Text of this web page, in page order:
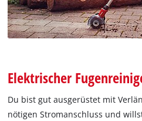
Elektrischer
Du bist gut ausgerüstet mit
nötigen Stromanschluss und